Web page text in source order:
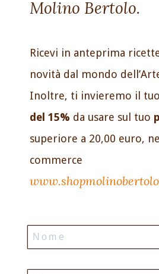
Molino Bertolo.
Ricevi in anteprima
novità dal mondo
Inoltre, ti invieremo il
del 15% da usare sul tuo
superiore a 20,00 euro,
commerce